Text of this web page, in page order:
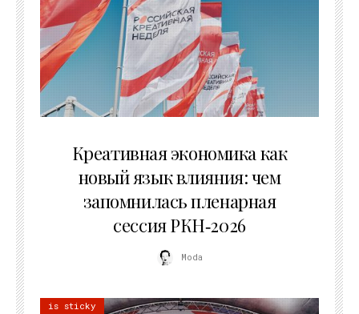
Креативная экономика как
новый язык влияния: чем
запомнилась пленарная
сессия РКН‑2026
Moda
is sticky